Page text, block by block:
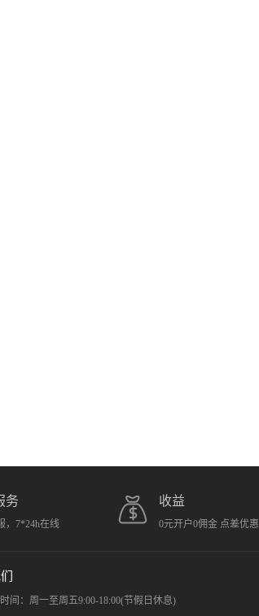
务
，7*24h在线
收益
0元开户0佣金 点差优惠
间：周一至周五9:00-18:00(节假日休息)